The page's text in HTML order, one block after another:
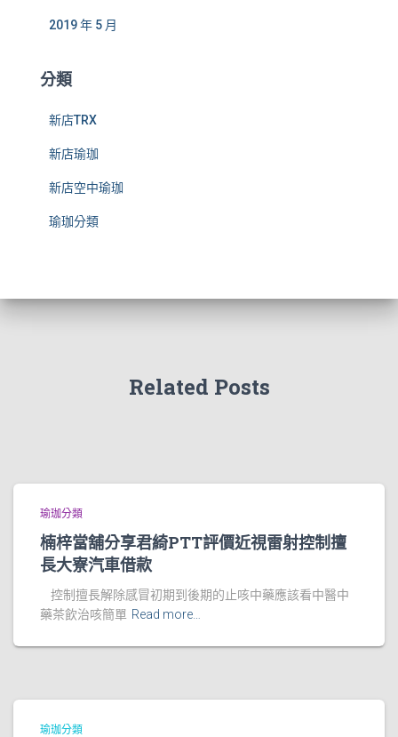
2019 年 5 月
分類
新店TRX
新店瑜珈
新店空中瑜珈
瑜珈分類
Related Posts
瑜珈分類
楠梓當舖分享君綺PTT評價近視雷射控制擅
長大寮汽車借款
控制擅長解除感冒初期到後期的止咳中藥應該看中醫中
藥茶飲治咳簡單 Read more…
瑜珈分類